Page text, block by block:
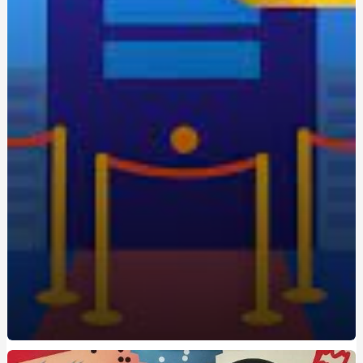
Одноразовая электронная сигарета: удобство и
экономия для новичков
Живокост мазь: где купить и по какой цене?
та безпеку
Метандростенолон: використання та ефекти у
Восстановление Вашей Ванны: Как выбрать и
Papa-Vann.com
Продажа туринабола онлайн в Киеве: steroidon.com
предлагает лучшие стероиды
Maximiza tus Ganancias: Descubre los Mejores Bonos de